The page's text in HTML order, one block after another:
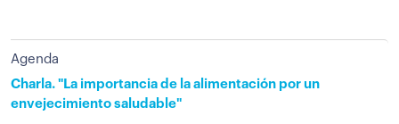
Agenda
Charla. "La importancia de la alimentación por un
envejecimiento saludable"